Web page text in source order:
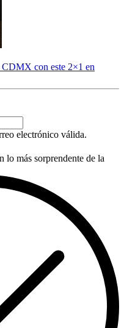
CDMX con este 2×1 en
electrónico válida.
lo más sorprendente de la